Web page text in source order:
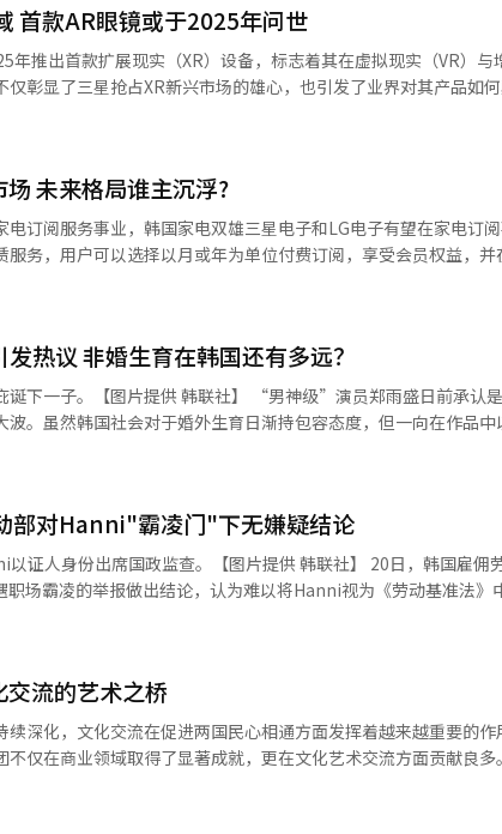
GM）携手共同研发方形锂电池项目，旨在为未来通用汽车的新一
成方形锂电池的研发工作，正紧锣密鼓地筹备量产计划。SK on于今
》，因此有望向吉利汽车供应其自主研发的电池。 韩国电池行业三大巨头
池领域的同时，正加速布局具有成本效益的LFP（磷酸铁锂）电池
争力和高热安全性的LFP开始取代NCM以来，中国的市场份额迅
国三大电池公司在销售额和利润率上面临挑战，但它们正积极探索
相关人士指出：“中国电池在品质、安全性及价格竞争力方面已
的市场逆境并非偶然，若要重振旗鼓、夺回市场份额，关键在于
对科技创新与产业升级的高度重视。 会议决定，在2026年度政府预
机器人、AI等领域的R&D投资力度，推动韩国在全球科技竞争中
）战略，积极引入国际先进技术和设备，加速技术革新
与调整。今年5月，产业部和战略企划团发布涵盖45个重点技术
入高达5600亿韩元（约合人民币28.8亿元）的资金支持。今年“
进展，并对投资计划进行了深入审议，确保R&D预算编制与课题
投资案，推进约1190个项目，总投资规模达8500亿韩元，重
造技术等多个维度。 根据战略企划团的规划，明年AI领域的投
企业需求调整投资规模。同时，会议还提出了培养产业专业人才和
心引擎。‌政府在科技领域的前瞻性布局，不仅为产业界提供了重要
业链中的领先地位。
首款AR眼镜或于2025年问世
推出首款扩展现实（XR）设备，标志着其在虚拟现实（VR）与
彰显了三星抢占XR新兴市场的雄心，也引发了业界对其产品如
沿功能，展现了三星在XR技术领域的深厚积累与创新能力。 据悉，三星电
在本月内首先推出专为AR眼镜设计的软件XR平台，为产品的正式
部长卢泰文（音）于今年7月在法国巴黎举行的Galaxy Z Fold 6
公司将在年内推出XR平台，并将建立相关生态系统作为首要任务
有望于明年第三季度正式上市。 ​​​​​ 为确保XR事业的顺利推进，三星
球空间计算（Spatial Computing）市场预估值将达到45亿美元，
将突破100亿美元大关。空间计算是物理世界与3D立体数字虚拟世
占市场先机。奥姆迪亚指出，谷歌、微软、苹果、Meta、高通等
眼镜及机器人等先进产品上搭载空间计算技术。为了实现突破性
。
未来格局谁主沉浮?
订阅服务事业，韩国家电双雄三星电子和LG电子有望在家电订
务，用户可以选择以月或年为单位付费订阅，享受会员权益，
期的用户粘性及产品“锁定效应”（lock-in effect）。 LG电子在家电订阅
能力，并通过加大人工智能（AI）家电产品的推广力度，吸引并
前聚焦于针对AI家电产品提供订阅服务，预计最早于年底前逐步
的市场需求。此外，三星电子正积极考虑将订阅服务业务范围扩
扩招订阅服务D2C（制造商直接向消费者销售）领域的专业人才，
的长期停滞，三星电子为了减轻消费者负担，同时拓宽高端产品的
逐年攀升，消费者的消费观念变化显著。消
定要“拥有产品”，推动了订阅服务市场的迅速发展。业界普遍
受经济波动影响，因此市场需求
妇等群体所接受，因此在以MZ一代为主的消费者群体中呈现出快速
手推出了洗衣机、冰箱等家电租赁服务，以此经验为基础，三星电
产品扩展至记本电脑、智能手机等，以实现差别化服务。为了进
“三星Care+”相结合，为消费者提供定期的家庭访问、检查、修
星生命保险等子公司服务的消费者，提供更多优惠政策，以全面
热议 非婚生育在韩国还有多远？
联社】 “男神级”演员郑雨盛日前承认是模特文佳庇儿
波。虽然韩国社会对于婚外生育日渐持包容态度，但一向在作品中
无一不对艺人形象造成
的观念也渐趋开放。2021年，75岁的“老戏骨”金容建在离婚25年
建担心自己年事已高无法承担养育责任，曾要求女方堕胎，但后来
非婚生子，因此这起事件当时在韩国引
论压力，携3岁的幼子出演综艺《爸爸是花中年》，在节目中分享
“什么
示：“韩国是好莱坞吗？”、“绅士人设崩塌，太令人失望了！”等等
外生育在韩国娱乐圈里极为罕见，但在好莱坞早已司空见惯，休·
外子女。近来韩国也出现如藤田小百合一样自发成为未婚妈妈的
雨盛在此次事件中担负起父亲应尽的责任，韩国非婚生育的舆论环
部对Hanni"霸凌门"下无嫌疑结论
国政监查。【图片提供 韩联社】 20日，韩国雇佣劳动部对人气女
场霸凌的举报做出结论，认为难以将Hanni视为《劳动基准法》
公司大楼
、性质，还是在从属关系上，很难视为是《劳动基准法》上规定
的合同当事人地位上履行各自义务的关系，视为有资方的指挥和监
则等内部规定、制度及系统，无规定的工作时间或场所，无法量
Pham共同承担。支付的金额具有收益分配的性质，各自负担税
流的艺术之桥
续深化，文化交流在促进两国民心相通方面发挥着越来越重要的
不仅在商业领域取得了显著成就，更在文化艺术交流方面贡献良多
展现其作为两国文化纽带的深远影响。 ▲深耕中国：播撒文化种子